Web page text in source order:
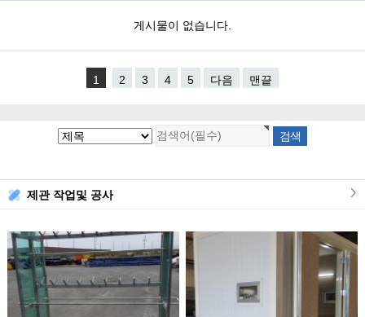
게시물이 없습니다.
1 2 3 4 5 다음 맨끝
제관 작업및 공사